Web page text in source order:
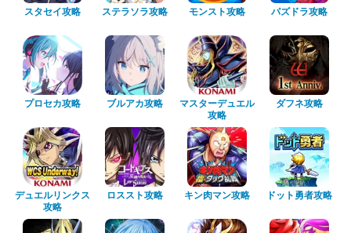
スタセイ攻略 ステラソラ攻略 モンスト攻略 パズドラ攻略
プロセカ攻略 ブルアカ攻略
マスターデュエル
攻略
ダフネ攻略
デュエルリンクス
攻略
ロススト攻略 キン肉マン攻略 ドット勇者攻略